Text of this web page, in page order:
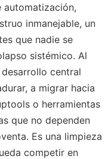
automatización,
inmanejable, un
que nadie se
sistémico. Al
central
a migrar hacia
o herramientas
que no dependen
Es una limpieza
competir en